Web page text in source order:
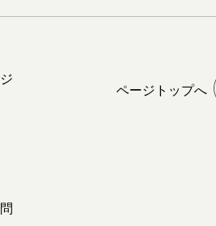
ページトップへ